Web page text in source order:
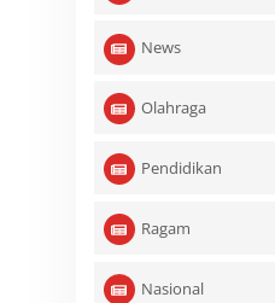
News
Olahraga
Pendidikan
Ragam
Nasional